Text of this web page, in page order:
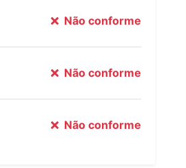
Não conforme
Não conforme
Não conforme